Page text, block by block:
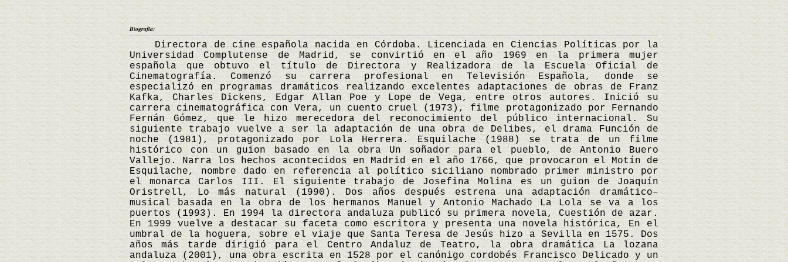
Biografía:
Directora de cine española nacida en Córdoba. Licenciada en Ciencias Políticas por la
Universidad Complutense de Madrid, se convirtió en el año 1969 en la primera mujer
española que obtuvo el título de Directora y Realizadora de la Escuela Oficial de
Cinematografía. Comenzó su carrera profesional en Televisión Española, donde se
especializó en programas dramáticos realizando excelentes adaptaciones de obras de Franz
Kafka, Charles Dickens, Edgar Allan Poe y Lope de Vega, entre otros autores. Inició su
carrera cinematográfica con Vera, un cuento cruel (1973), filme protagonizado por Fernando
Fernán Gómez, que le hizo merecedora del reconocimiento del público internacional. Su
siguiente trabajo vuelve a ser la adaptación de una obra de Delibes, el drama Función de
noche (1981), protagonizado por Lola Herrera. Esquilache (1988) se trata de un filme
histórico con un guion basado en la obra Un soñador para el pueblo, de Antonio Buero
Vallejo. Narra los hechos acontecidos en Madrid en el año 1766, que provocaron el Motín de
Esquilache, nombre dado en referencia al político siciliano nombrado primer ministro por
el monarca Carlos III. El siguiente trabajo de Josefina Molina es un guion de Joaquín
Oristrell, Lo más natural (1990). Dos años después estrena una adaptación dramático–
musical basada en la obra de los hermanos Manuel y Antonio Machado La Lola se va a los
puertos (1993). En 1994 la directora andaluza publicó su primera novela, Cuestión de azar.
En 1999 vuelve a destacar su faceta como escritora y presenta una novela histórica, En el
umbral de la hoguera, sobre el viaje que Santa Teresa de Jesús hizo a Sevilla en 1575. Dos
años más tarde dirigió para el Centro Andaluz de Teatro, la obra dramática La lozana
andaluza (2001), una obra escrita en 1528 por el canónigo cordobés Francisco Delicado y un